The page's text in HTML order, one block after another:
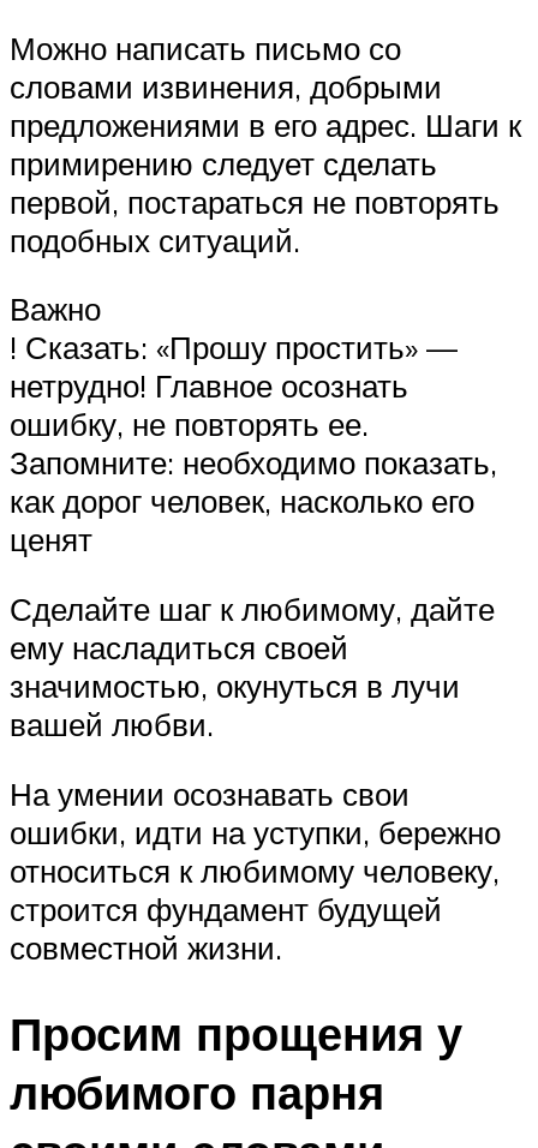
Можно написать письмо со
словами извинения, добрыми
предложениями в его адрес. Шаги к
примирению следует сделать
первой, постараться не повторять
подобных ситуаций.
Важно
! Сказать: «Прошу простить» —
нетрудно! Главное осознать
ошибку, не повторять ее.
Запомните: необходимо показать,
как дорог человек, насколько его
ценят
Сделайте шаг к любимому, дайте
ему насладиться своей
значимостью, окунуться в лучи
вашей любви.
На умении осознавать свои
ошибки, идти на уступки, бережно
относиться к любимому человеку,
строится фундамент будущей
совместной жизни.
Просим прощения у
любимого парня